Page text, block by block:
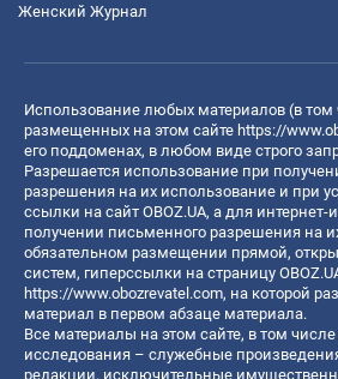
Женский Журнал
Использование любых материалов (в том
размещенных на этом сайте https://
его поддоменах, в любом виде строго
Разрешается использование при
разрешения на их использование и при
ссылки на сайт OBOZ.UA, а для интернет-
получении письменного разрешения на
обязательном размещении прямой,
систем, гиперссылки на страницу
https://www.obozrevatel.com, на которой
материал в первом абзаце материала.
Все материалы на этом сайте, в том
исследования – служебные
редакции, исключительные